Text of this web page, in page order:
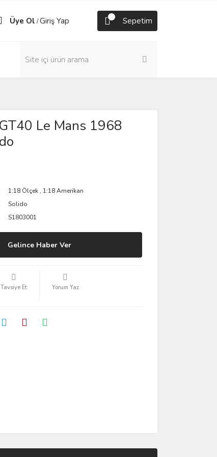
Üye Ol /Giriş Yap Sepetim
Le Mans 1968
1:18 Ölçek , 1:18 Amerikan
Solido
S1803001
Gelince Haber Ver
Tavsiye Et Yorum Yaz